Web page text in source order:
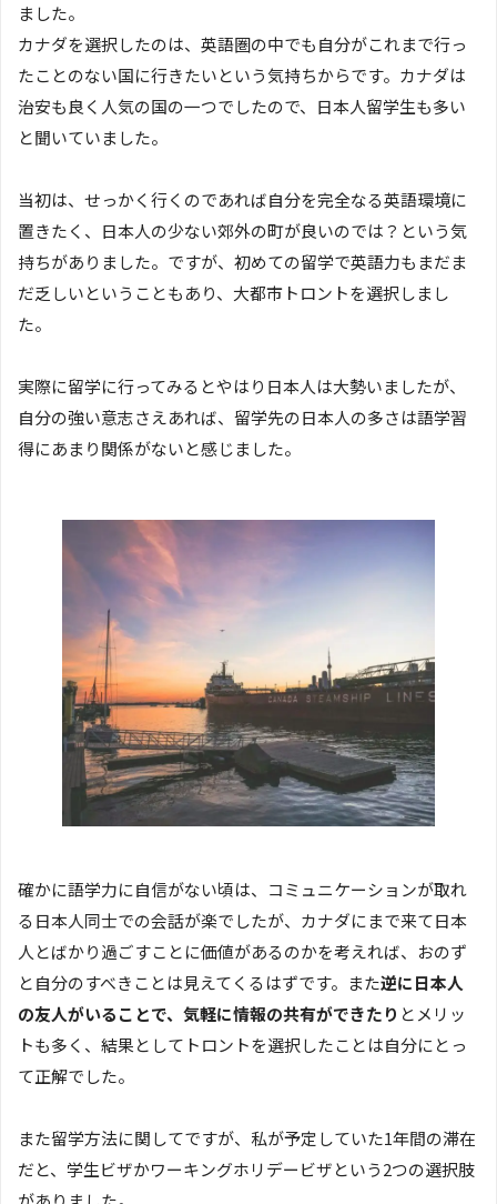
ました。
カナダを選択したのは、英語圏の中でも自分がこれまで行っ
たことのない国に行きたいという気持ちからです。カナダは
治安も良く人気の国の一つでしたので、日本人留学生も多い
と聞いていました。
当初は、せっかく行くのであれば自分を完全なる英語環境に
置きたく、日本人の少ない郊外の町が良いのでは？という気
持ちがありました。ですが、初めての留学で英語力もまだま
だ乏しいということもあり、大都市トロントを選択しまし
た。
実際に留学に行ってみるとやはり日本人は大勢いましたが、
自分の強い意志さえあれば、留学先の日本人の多さは語学習
得にあまり関係がないと感じました。
確かに語学力に自信がない頃は、コミュニケーションが取れ
る日本人同士での会話が楽でしたが、カナダにまで来て日本
人とばかり過ごすことに価値があるのかを考えれば、おのず
と自分のすべきことは見えてくるはずです。また逆に日本人
の友人がいることで、気軽に情報の共有ができたり とメリッ
トも多く、結果としてトロントを選択したことは自分にとっ
て正解でした。
また留学方法に関してですが、私が予定していた1年間の滞在
だと、学生ビザかワーキングホリデービザという2つの選択肢